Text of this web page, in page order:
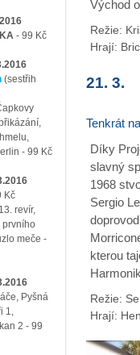
- 99 Kč
(sestřih
- 99 Kč
Kč
13. revír,
prvního
meče -
Pyšná
1,
2 - 99
Východ
Režie:
Hrají:
21. 3.
Tenkrát
Díky
slavný
1968
Sergio
kterou
Režie:
Hrají: